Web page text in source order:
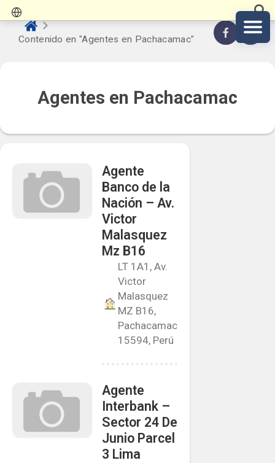
Contenido en "Agentes en Pachacamac"
Agentes en Pachacamac
Agente
Banco de la
Nación – Av.
Victor
Malasquez
Mz B16
LT 1A1, Av.
Victor
Malasquez
MZ B16,
Pachacamac
15594, Perú
Agente
Interbank –
Sector 24 De
Junio Parcel
3 Lima